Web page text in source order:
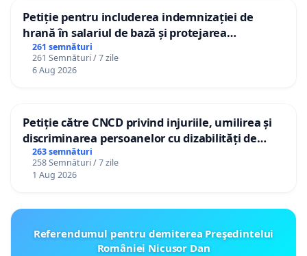
Petiție pentru includerea indemnizației de
hrană în salariul de bază și protejarea
gradațiilor de vechime pentru asistenții
personali
261 semnături
261 Semnături / 7 zile
6 Aug 2026
Petiție către CNCD privind injuriile, umilirea și
discriminarea persoanelor cu dizabilități de
către utilizatorul TikTok „Gorici”
263 semnături
258 Semnături / 7 zile
1 Aug 2026
Referendumul pentru demiterea Preşedintelui
României Nicusor Dan